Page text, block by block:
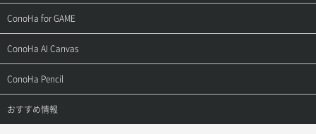
用語集
お問い合わせ
お乗り換えガイド
よくある質問
ご利用ガイド
APIドキュメントVPS2.0
APIドキュメントVPS3.0
サポートトップ
ご利用ガイド
APIドキュメントVPS2.0
APIドキュメントVPS3.0
ConoHa for GAME
サポートトップ
ご利用ガイド
ConoHa AI Canvas
サポートトップ
ご利用ガイド
ConoHa Pencil
サポートトップ
おすすめ情報